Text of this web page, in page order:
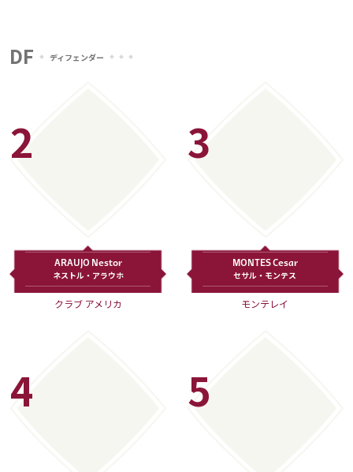
DF ディフェンダー
2
ARAUJO Nestor
ネストル・アラウホ
クラブ アメリカ
3
MONTES Cesar
セサル・モンテス
モンテレイ
4 5